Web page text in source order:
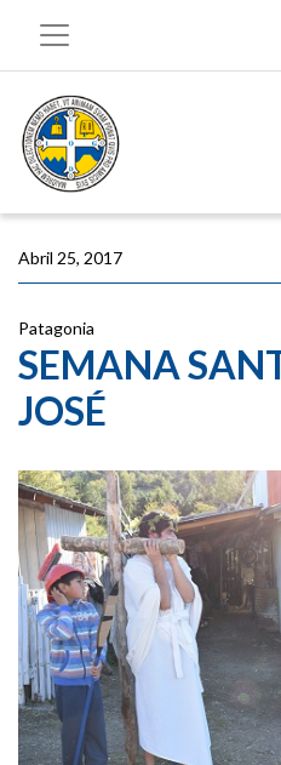
Abril 25, 2017
Patagonia
SEMANA
JOSÉ